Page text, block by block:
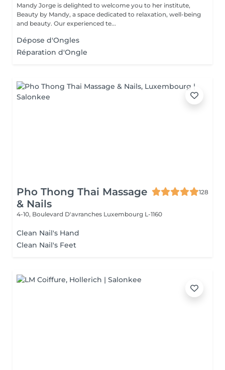
Mandy Jorge is delighted to welcome you to her institute,
Beauty by Mandy, a space dedicated to relaxation, well-being
and beauty. Our experienced te...
Dépose d'Ongles
Réparation d'Ongle
Pho Thong Thai Massage
& Nails
128
4-10, Boulevard D'avranches Luxembourg L-1160
Clean Nail's Hand
Clean Nail's Feet